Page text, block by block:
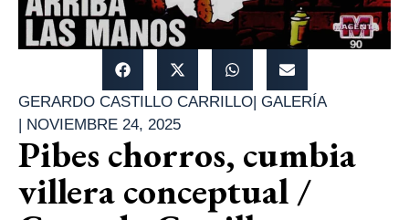
GERARDO CASTILLO CARRILLO| GALERÍA
| NOVIEMBRE 24, 2025
Pibes chorros, cumbia
villera conceptual /